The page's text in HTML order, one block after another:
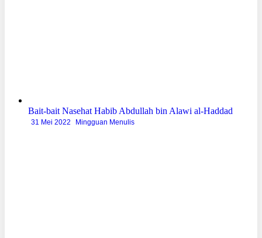
Bait-bait Nasehat Habib Abdullah bin Alawi al-Haddad
31 Mei 2022 Mingguan Menulis